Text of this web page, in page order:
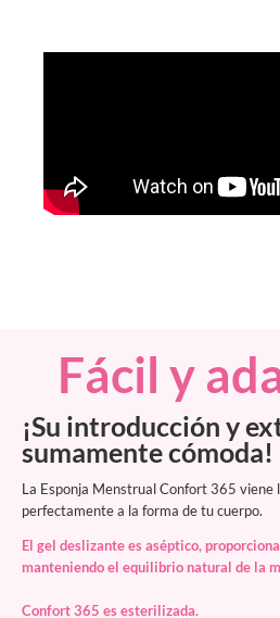
Fácil y
¡Su introducción y
sumamente cómoda!
La Esponja Menstrual Confort 365 viene
perfectamente a la forma de tu cuerpo.
El gel deslizante es aséptico,
manteniendo el equilibrio natural de la
Confort 365 es esterilizada.